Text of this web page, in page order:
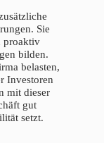
Sie
proaktiv
bilden.
belasten,
Investoren
mit dieser
gut
setzt.